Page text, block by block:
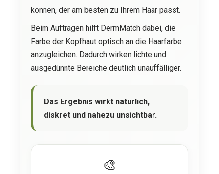
können, der am besten zu Ihrem Haar passt.
Beim Auftragen hilft DermMatch dabei, die
Farbe der Kopfhaut optisch an die Haarfarbe
anzugleichen. Dadurch wirken lichte und
ausgedünnte Bereiche deutlich unauffälliger.
Das Ergebnis wirkt natürlich,
diskret und nahezu unsichtbar.
🎨